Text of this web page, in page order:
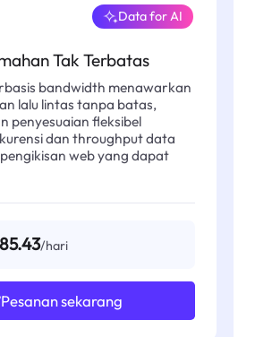
Tak Terbatas
Data for AI
bandwidth menawarkan
lalu lintas tanpa batas,
penyesuaian fleksibel
dan throughput data
web yang dapat
/hari
Pesanan sekarang